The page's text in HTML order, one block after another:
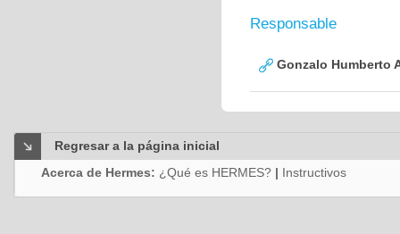
Responsable
Gonzalo Humberto
Regresar a la página inicial
Acerca de Hermes: ¿Qué es HERMES? | Instructivos